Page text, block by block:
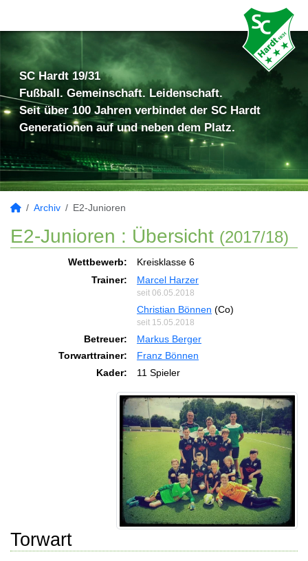
SC Hardt 19/31
Fußball. Gemeinschaft. Leidenschaft.
Seit über 100 Jahren verbindet der SC Hardt
Generationen auf und neben dem Platz.
Archiv E2-Junioren
E2-Junioren : Übersicht (2017/18)
Wettbewerb:
Kreisklasse 6
Trainer:
Marcel Harzer
seit 06.05.2018
Christian Bönnen (Co)
seit 15.05.2018
Betreuer:
Markus Berger
Torwarttrainer:
Franz Bönnen
Kader:
11 Spieler
Torwart